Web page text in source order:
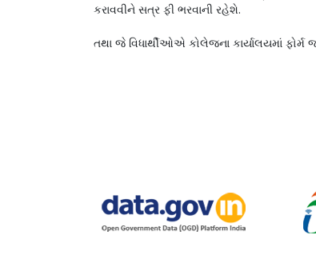
કરાવવીને સત્ર ફી ભરવાની રહેશે.
તથા જે વિધાર્થીઓએ કોલેજના કાર્યાલયમાં